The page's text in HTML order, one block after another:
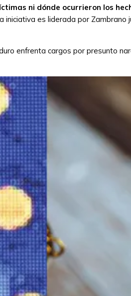
ni dónde ocurrieron los
iniciativa es liderada por Zambrano
enfrenta cargos por presunto